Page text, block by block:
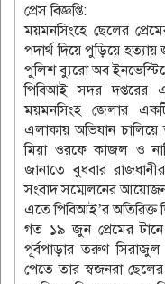
প্রেস বিজ্ঞপ্তি:
ময়মনসিংহে ছেলের
পদার্থ দিয়ে পুড়িয়ে হত্যায়
পুলিশ ব্যুরো অব
পিবিআই সদর দপ্তরের
ময়মনসিংহ জেলার
এলাকায় অভিযান চালিয়ে
মিয়া ওরফে কাজল ও
জানাতে বুধবার
সংবাদ সম্মেলনের
এতে পিবিআই’র অতিরিক্ত
গত ১৯ জুন প্রেমের
পূর্বপাড়ার তরুণ
পেতে তার স্বজনরা